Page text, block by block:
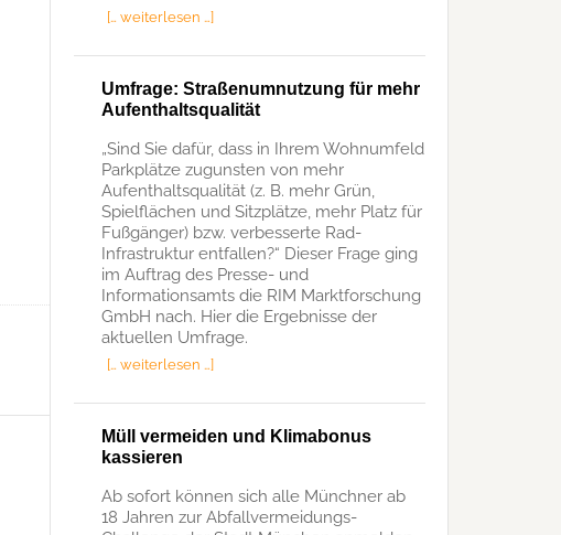
[… weiterlesen …]
Umfrage: Straßenumnutzung für mehr
Aufenthaltsqualität
„Sind Sie dafür, dass in Ihrem Wohnumfeld
Parkplätze zugunsten von mehr
Aufenthaltsqualität (z. B. mehr Grün,
Spielflächen und Sitzplätze, mehr Platz für
Fußgänger) bzw. verbesserte Rad-
Infrastruktur entfallen?“ Dieser Frage ging
im Auftrag des Presse- und
Informationsamts die RIM Marktforschung
GmbH nach. Hier die Ergebnisse der
aktuellen Umfrage.
[… weiterlesen …]
Müll vermeiden und Klimabonus
kassieren
Ab sofort können sich alle Münchner ab
18 Jahren zur Abfallvermeidungs-